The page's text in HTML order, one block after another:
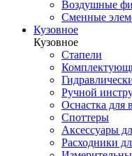
Воздушные
Сменные
Кузовное
Кузовное
Стапели
Ручной
Оснастка для
Споттеры
Аксессуары
Расходники